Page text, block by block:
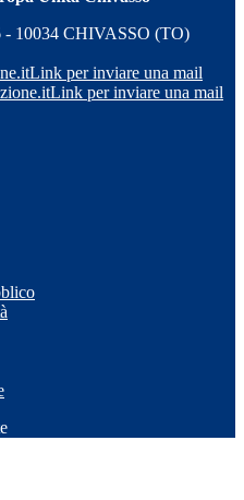
- 10034 CHIVASSO (TO)
Link per inviare una mail
Link per inviare una mail